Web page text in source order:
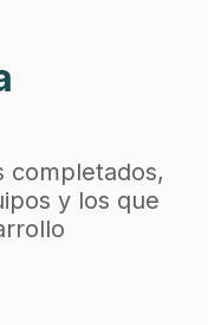
completados,
y los que